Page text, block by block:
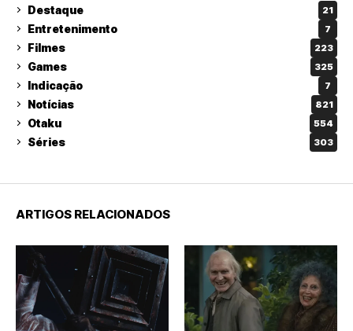
Destaque 21
Entretenimento 7
Filmes 223
Games 325
Indicação 7
Notícias 821
Otaku 554
Séries 303
ARTIGOS RELACIONADOS